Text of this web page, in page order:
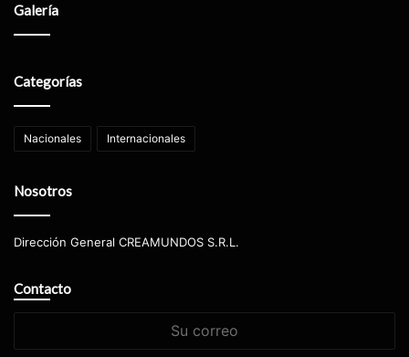
Galería
Categorías
Nacionales Internacionales
Nosotros
Dirección General CREAMUNDOS S.R.L.
Contacto